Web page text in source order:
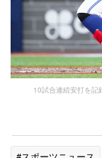
10試合連続安打を記